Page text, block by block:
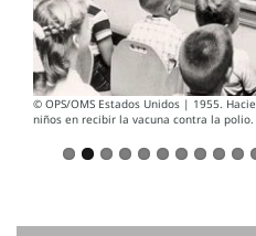
© OPS/OMS Estados Unidos | 1955.
niños en recibir la vacuna contra la polio.